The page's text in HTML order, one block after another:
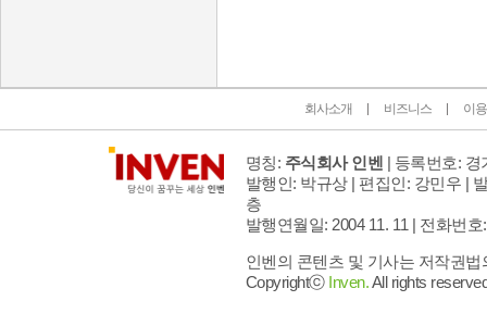
회사소개 비즈니스 이
명칭: 주식회사 인벤 | 등록번호: 경
발행인: 박규상 | 편집인: 강민우 |
층
발행연월일: 2004 11. 11 | 전화번호
인벤의 콘텐츠 및 기사는 저작권
Copyrightⓒ Inven.All rights